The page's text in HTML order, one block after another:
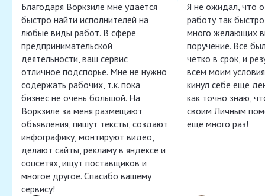
Благодаря Воркзиле мне удаётся
быстро найти исполнителей на
любые виды работ. В сфере
предпринимательской
деятельности, ваш сервис
отличное подспорье. Мне не нужно
содержать рабочих, т.к. пока
бизнес не очень большой. На
Воркзиле за меня размещают
объявления, пишут тексты, создают
инфографику, монтируют видео,
делают сайты, рекламу в яндексе и
соцсетях, ищут поставщиков и
многое другое. Спасибо вашему
сервису!
Я не ожидал, что
работу так
много желающих
поручение. Всё
чётко в срок, и
всем моим
кинул себе ещё
как точно знаю,
своим Личным
ещё много раз!